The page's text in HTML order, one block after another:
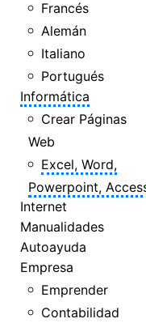
Francés
Alemán
Italiano
Portugués
Informática
Crear Páginas
Web
Excel, Word,
Powerpoint,
Internet
Manualidades
Autoayuda
Empresa
Emprender
Contabilidad